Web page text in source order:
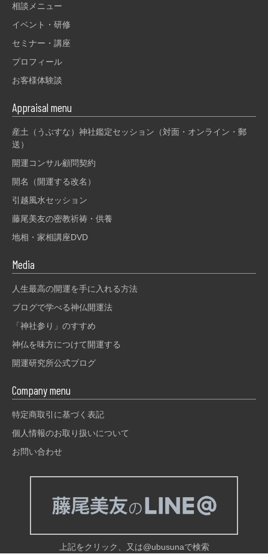
相談メニュー
イベント・研修
セミナー・講座
プロフィール
お客様体験談
Appraisal menu
産土（うぶすな）神社鑑定セッション（対面・オンライン・郵
送）
開運コンサル顧問契約
開名（開運する改名）
引越風水セッション
藤尾美友の密教祈祷・供養
地相・家相講座DVD
Media
人生最高の開運を手に入れる方法
ブログで学べる神仏開運法
「神社参り」のすすめ
神仏を味方につけて開運する
開運研究所公式ブログ
Company menu
特定商取引に基づく表記
個人情報のお取り扱いについて
お問い合わせ
上記をクリック、又は@ubusunaで検索